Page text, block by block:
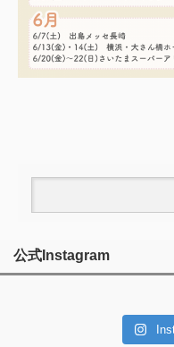
公式Instagram